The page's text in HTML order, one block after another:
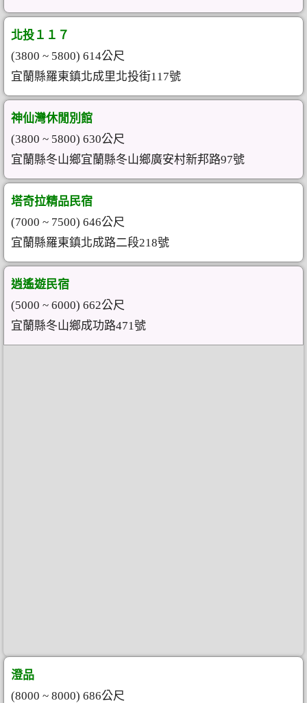
北投１１７
(3800 ~ 5800) 614公尺
宜蘭縣羅東鎮北成里北投街117號
神仙灣休閒別館
(3800 ~ 5800) 630公尺
宜蘭縣冬山鄉宜蘭縣冬山鄉廣安村新邦路97號
塔奇拉精品民宿
(7000 ~ 7500) 646公尺
宜蘭縣羅東鎮北成路二段218號
逍遙遊民宿
(5000 ~ 6000) 662公尺
宜蘭縣冬山鄉成功路471號
澄品
(8000 ~ 8000) 686公尺